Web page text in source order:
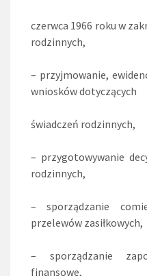
czerwca 1966 roku w
rodzinnych,
– przyjmowanie,
wniosków dotyczących
świadczeń rodzinnych,
– przygotowywanie
rodzinnych,
– sporządzanie
przelewów zasiłkowych,
– sporządzanie
finansowe,